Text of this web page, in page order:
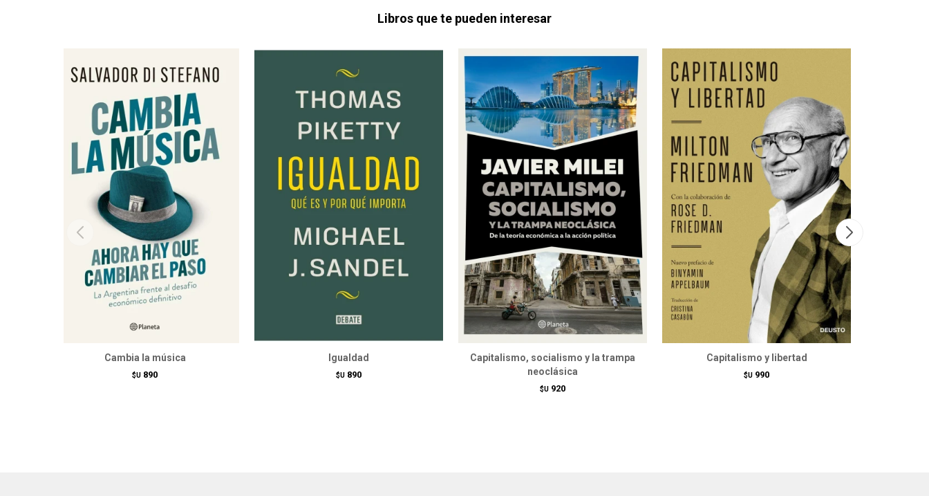
Libros que te pueden interesar
Cambia la música
$U 890
Igualdad
$U 890
Capitalismo, socialismo y la trampa
neoclásica
$U 920
Capitalismo y libertad
$U 990